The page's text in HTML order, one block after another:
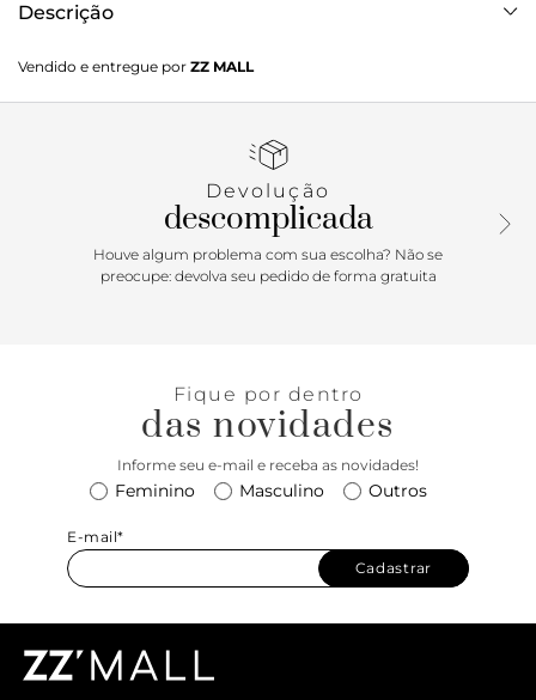
Descrição
um item básico de conforto! Agora elas surgem cheias de
sofisticação e glamour, especialmente se for uma versão
sexy) tira, sem falar na glamurosa aplicação de cristais.
perfeito, esta sandália bege nada básica é perfeita para
Vendido e entregue por ZZ MALL
Devolução
descomplicada
Houve algum problema com sua escolha? Não se
preocupe: devolva seu pedido de forma gratuita
Fique por dentro
das novidades
Informe seu e-mail e receba as novidades!
Feminino Masculino Outros
E-mail*
Cadastrar